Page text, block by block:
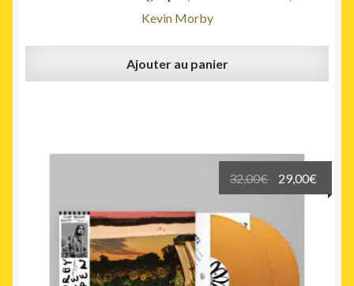
Kevin Morby
Ajouter au panier
32,00€
Le
prix
était :
32,00€.
29,00€
prix